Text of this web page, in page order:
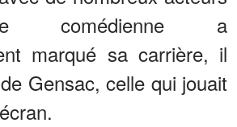
comédienne a
marqué sa carrière, il
Gensac, celle qui jouait